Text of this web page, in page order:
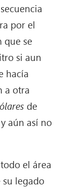
por el
que se
si aun
hacía
a otra
de
aún así no
el área
legado